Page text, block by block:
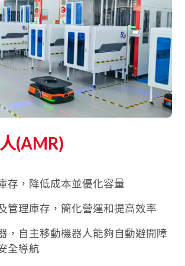
(AMR)
存，降低成本並優化容量
管理庫存，簡化營運和提高效率
，自主移動機器人能夠自動避開障
全導航